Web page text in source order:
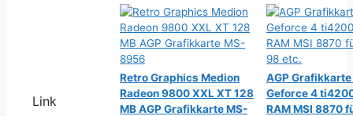
Link
Retro Graphics Medion
Radeon 9800 XXL XT 128
MB AGP Grafikkarte MS-
AGP
Geforce 4
RAM MSI 8870